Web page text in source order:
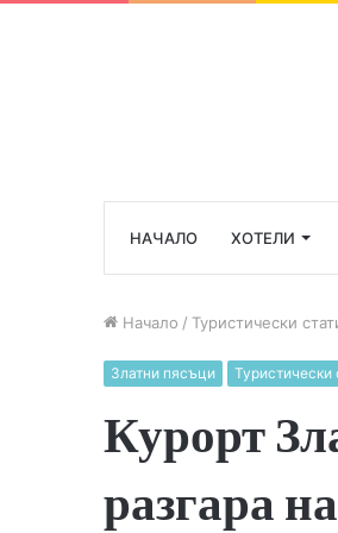
НАЧАЛО ХОТЕЛИ
Начало / Туристически
Златни пясъци Туристически
Курорт
разгара